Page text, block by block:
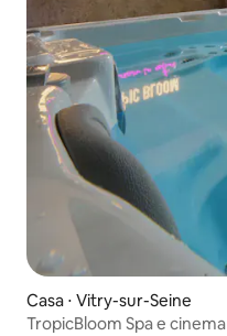
Casa ⋅ Vitry-sur-Seine
TropicBloom Spa e cinema